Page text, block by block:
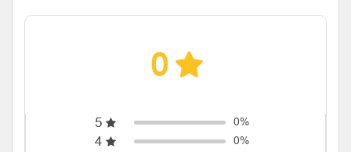
0
5 0%
4 0%